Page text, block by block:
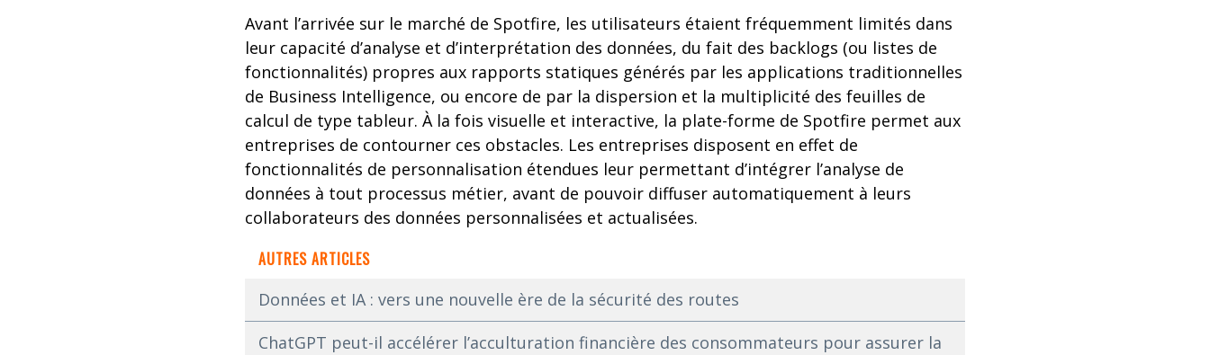
Avant l’arrivée sur le marché de Spotfire, les utilisateurs étaient fréquemment limités dans
leur capacité d’analyse et d’interprétation des données, du fait des backlogs (ou listes de
fonctionnalités) propres aux rapports statiques générés par les applications traditionnelles
de Business Intelligence, ou encore de par la dispersion et la multiplicité des feuilles de
calcul de type tableur. À la fois visuelle et interactive, la plate-forme de Spotfire permet aux
entreprises de contourner ces obstacles. Les entreprises disposent en effet de
fonctionnalités de personnalisation étendues leur permettant d’intégrer l’analyse de
données à tout processus métier, avant de pouvoir diffuser automatiquement à leurs
collaborateurs des données personnalisées et actualisées.
AUTRES ARTICLES
Données et IA : vers une nouvelle ère de la sécurité des routes
ChatGPT peut-il accélérer l’acculturation financière des consommateurs pour assurer la